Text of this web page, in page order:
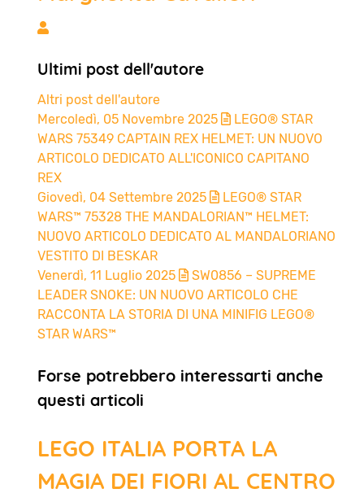
Margherita Cavalleri
Ultimi post dell'autore
Altri post dell'autore
Mercoledì, 05 Novembre 2025
LEGO® STAR
WARS 75349 CAPTAIN REX HELMET: UN NUOVO
ARTICOLO DEDICATO ALL'ICONICO CAPITANO
REX
Giovedì, 04 Settembre 2025
LEGO® STAR
WARS™ 75328 THE MANDALORIAN™ HELMET:
NUOVO ARTICOLO DEDICATO AL MANDALORIANO
VESTITO DI BESKAR
Venerdì, 11 Luglio 2025
SW0856 – SUPREME
LEADER SNOKE: UN NUOVO ARTICOLO CHE
RACCONTA LA STORIA DI UNA MINIFIG LEGO®
STAR WARS™
Forse potrebbero interessarti anche
questi articoli
LEGO ITALIA PORTA LA
MAGIA DEI FIORI AL CENTRO